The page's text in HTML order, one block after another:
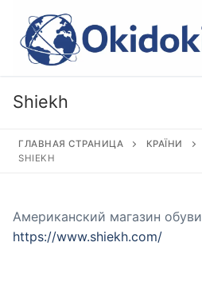
содержимому
Shiekh
ГЛАВНАЯ СТРАНИЦА КРАЇНИ
SHIEKH
Американский магазин обуви
https://www.shiekh.com/